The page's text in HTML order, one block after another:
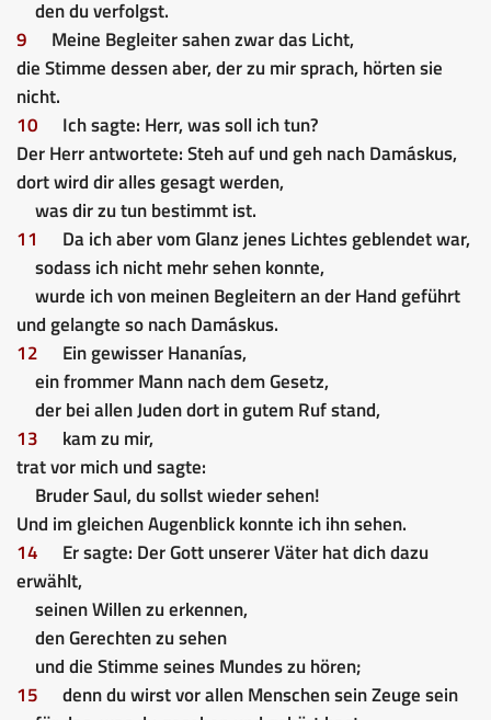
den du verfolgst.
9
Meine Begleiter sahen zwar das Licht,
die Stimme dessen aber, der zu mir sprach, hörten sie
nicht.
10
Ich sagte: Herr, was soll ich tun?
Der Herr antwortete: Steh auf und geh nach Damáskus,
dort wird dir alles gesagt werden,
was dir zu tun bestimmt ist.
11
Da ich aber vom Glanz jenes Lichtes geblendet war,
sodass ich nicht mehr sehen konnte,
wurde ich von meinen Begleitern an der Hand geführt
und gelangte so nach Damáskus.
12
Ein gewisser Hananías,
ein frommer Mann nach dem Gesetz,
der bei allen Juden dort in gutem Ruf stand,
13
kam zu mir,
trat vor mich und sagte:
Bruder Saul, du sollst wieder sehen!
Und im gleichen Augenblick konnte ich ihn sehen.
14
Er sagte: Der Gott unserer Väter hat dich dazu
erwählt,
seinen Willen zu erkennen,
den Gerechten zu sehen
und die Stimme seines Mundes zu hören;
15
denn du wirst vor allen Menschen sein Zeuge sein